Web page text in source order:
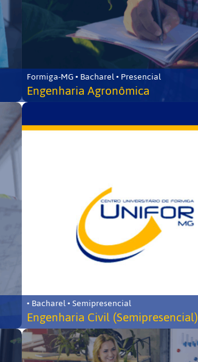
Formiga-MG • Bacharel • Presencial
Engenharia Agronômica
• Bacharel • Semipresencial
Engenharia Civil (Semipresencial)